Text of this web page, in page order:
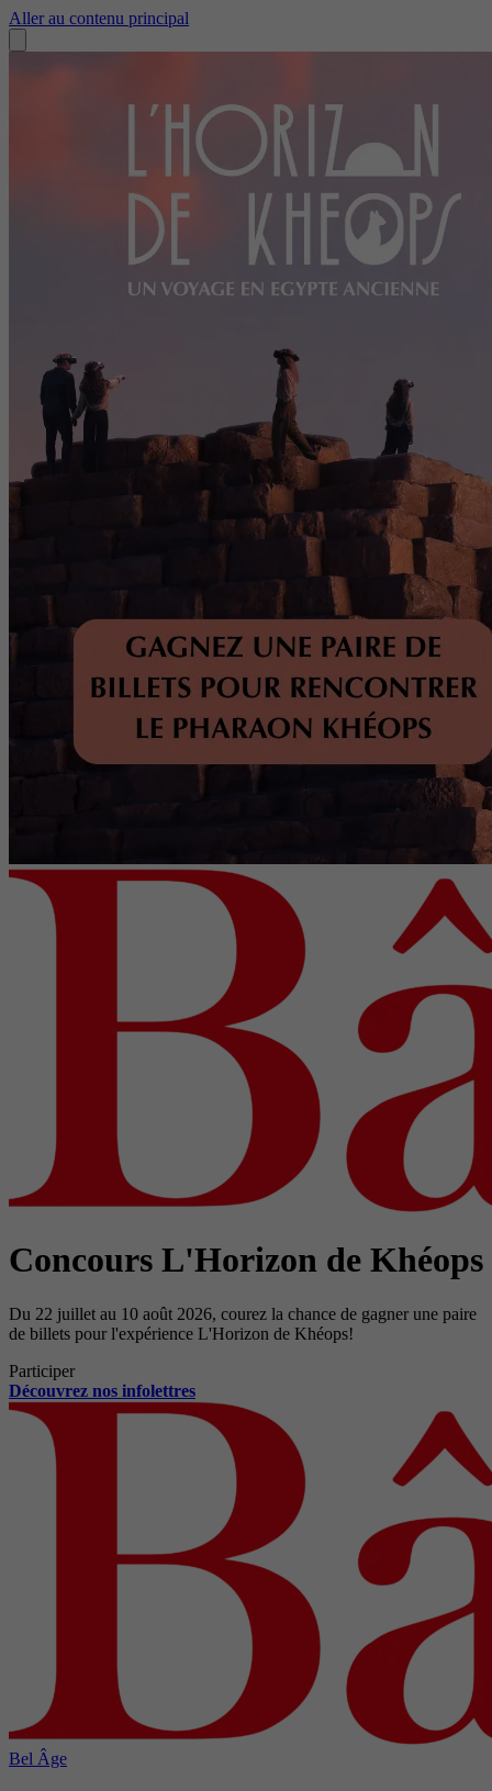
Aller au contenu principal
Concours L'Horizon de Khéops
Du 22 juillet au 10 août 2026, courez la chance de gagner une paire
de billets pour l'expérience L'Horizon de Khéops!
Participer
Découvrez nos infolettres
Bel Âge